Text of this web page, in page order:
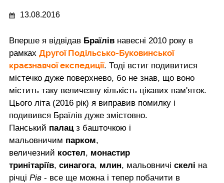
13.08.2016
Вперше я відвідав Браїлів навесні 2010 року в
рамках Другої Подільсько-Буковинської
краєзнавчої експедиції. Тоді встиг подивитися
містечко дуже поверхнево, бо не знав, що воно
містить таку величезну кількість цікавих пам'яток.
Цього літа (2016 рік) я виправив помилку і
подивився Браїлів дуже змістовно.
Панський палац з башточкою і
мальовничим парком,
величезний костел, монастир
тринітаріїв, синагога, млин, мальовничі скелі на
річці Рів - все ще можна і тепер побачити в